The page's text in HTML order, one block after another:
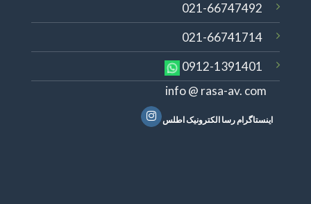
021-66747492
021-66741714
0912-1391401
info @ rasa-av. com
اینستاگرام رسا الکترونیک اطلس